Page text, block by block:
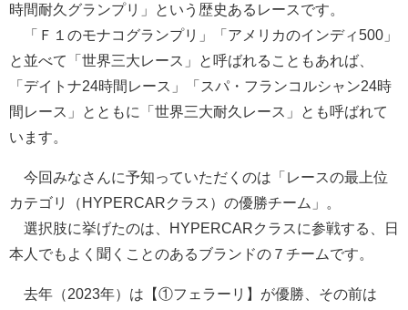
時間耐久グランプリ」という歴史あるレースです。
「Ｆ１のモナコグランプリ」「アメリカのインディ500」
と並べて「世界三大レース」と呼ばれることもあれば、
「デイトナ24時間レース」「スパ・フランコルシャン24時
間レース」とともに「世界三大耐久レース」とも呼ばれて
います。
今回みなさんに予知っていただくのは「レースの最上位
カテゴリ（HYPERCARクラス）の優勝チーム」。
選択肢に挙げたのは、HYPERCARクラスに参戦する、日
本人でもよく聞くことのあるブランドの７チームです。
去年（2023年）は【①フェラーリ】が優勝、その前は